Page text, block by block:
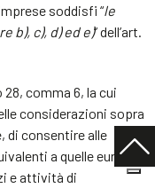
soddisfi “le
b), c), d) ed e)” dell’art.
comma 6, la cui
considerazioni sopra
di consentire alle
a quelle europee
e attività di